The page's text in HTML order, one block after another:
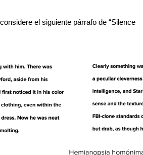
el siguiente párrafo de “Silence